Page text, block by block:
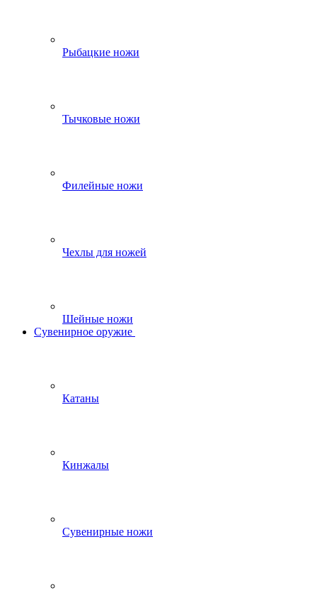
Рыбацкие ножи
Тычковые ножи
Филейные ножи
Чехлы для ножей
Шейные ножи
Сувенирное оружие
Катаны
Кинжалы
Сувенирные ножи